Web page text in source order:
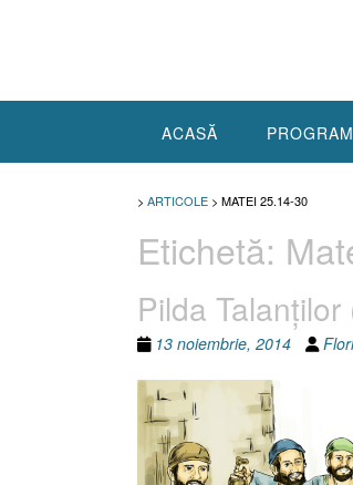
ACASĂ
> ARTICOLE > MATEI 25.14-30
Etichetă:
Pilda
13 noiembrie, 2014